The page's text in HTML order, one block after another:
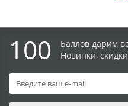
100
Баллов дарим
Новинки,